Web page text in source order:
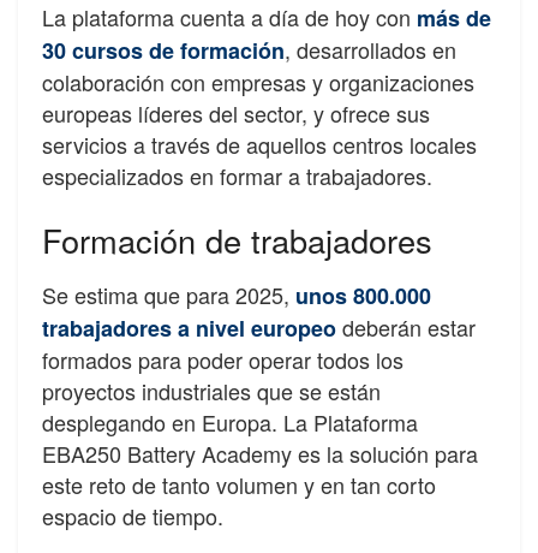
La plataforma cuenta a día de hoy con más de
30 cursos de formación, desarrollados en
colaboración con empresas y organizaciones
europeas líderes del sector, y ofrece sus
servicios a través de aquellos centros locales
especializados en formar a trabajadores.
Formación de trabajadores
Se estima que para 2025, unos 800.000
trabajadores a nivel europeodeberán estar
formados para poder operar todos los
proyectos industriales que se están
desplegando en Europa. La Plataforma
EBA250 Battery Academy es la solución para
este reto de tanto volumen y en tan corto
espacio de tiempo.